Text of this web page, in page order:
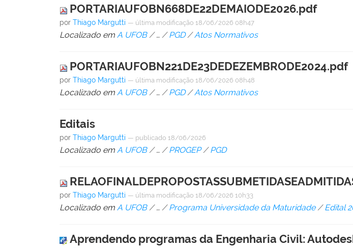
PORTARIAUFOBN668DE22DEMAIODE2026.pdf
porThiago Margutti — última modificação 18/06/2026 08h47
Localizado em A UFOB /…/PGD /Atos Normativos
PORTARIAUFOBN221DE23DEDEZEMBRODE2024.pdf
porThiago Margutti — última modificação 18/06/2026 08h48
Localizado em A UFOB /…/PGD /Atos Normativos
Editais
porThiago Margutti — publicado 18/06/2026
Localizado em A UFOB /…/PROGEP /PGD
porThiago Margutti — última modificação 18/06/2026 10h33
Localizado em A UFOB /…/Programa Universidade da Maturidade /Edital
Aprendendo programas da Engenharia Civil: